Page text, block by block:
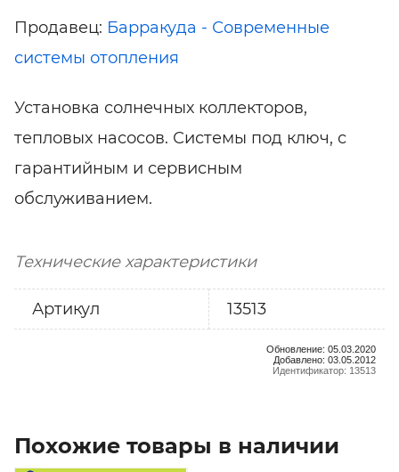
Продавец: Барракуда - Современные
системы отопления
Установка солнечных коллекторов,
тепловых насосов. Системы под ключ, с
гарантийным и сервисным
обслуживанием.
Технические характеристики
Артикул 13513
Обновление: 05.03.2020
Добавлено: 03.05.2012
Идентификатор: 13513
Похожие товары в наличии